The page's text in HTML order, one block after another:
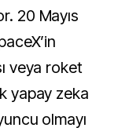
20 Mayıs
veya roket
yapay zeka
olmayı